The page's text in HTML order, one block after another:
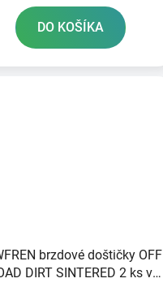
DO KOŠÍKA
brzdové doštičky OFF
DIRT SINTERED 2 ks v